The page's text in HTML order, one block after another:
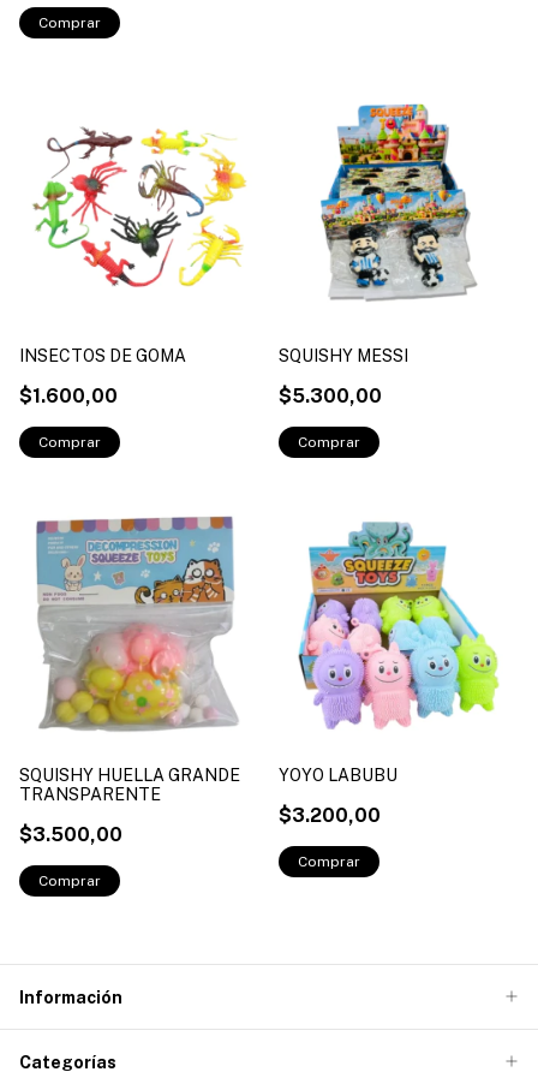
INSECTOS DE GOMA
$1.600,00
SQUISHY MESSI
$5.300,00
SQUISHY HUELLA GRANDE
TRANSPARENTE
$3.500,00
YOYO LABUBU
$3.200,00
Información
Categorías